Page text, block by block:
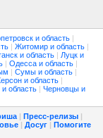
и область |
| Житомир и область |
и область | Луцк и
| Одесса и область |
| Сумы и область |
и область |
область | Черновцы и
| Пресс-релизы |
| Досуг | Помогите